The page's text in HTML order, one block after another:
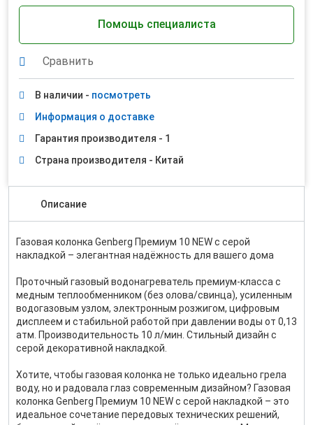
Помощь специалиста
Сравнить
В наличии - посмотреть
Информация о доставке
Гарантия производителя - 1
Страна производителя - Китай
Описание
Газовая колонка Genberg Премиум 10 NEW с серой
накладкой – элегантная надёжность для вашего дома
Проточный газовый водонагреватель премиум-класса с
медным теплообменником (без олова/свинца), усиленным
водогазовым узлом, электронным розжигом, цифровым
дисплеем и стабильной работой при давлении воды от 0,13
атм. Производительность 10 л/мин. Стильный дизайн с
серой декоративной накладкой.
Хотите, чтобы газовая колонка не только идеально грела
воду, но и радовала глаз современным дизайном? Газовая
колонка Genberg Премиум 10 NEW с серой накладкой – это
идеальное сочетание передовых технических решений,